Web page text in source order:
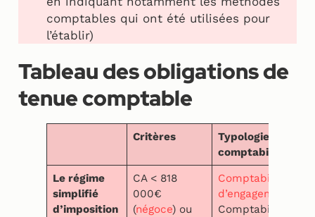
comptables qui ont été utilisées pour
l’établir)
Tableau des obligations de
tenue comptable
Critères
Typologie de
comptabilité
Le régime
simplifié
d’imposition
CA < 818
000€
(négoce) ou
Comptabilité
d’engagement
Comptabilité